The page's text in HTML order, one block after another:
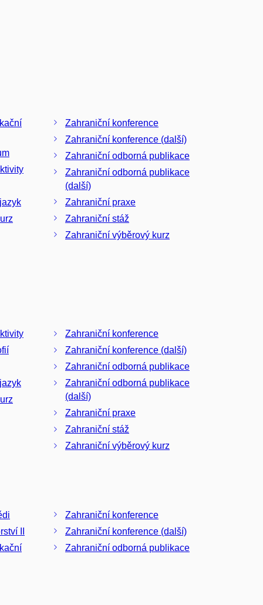
Zahraniční konference
Zahraniční konference (další)
Zahraniční odborná publikace
Zahraniční odborná publikace
(další)
Zahraniční praxe
Zahraniční stáž
Zahraniční výběrový kurz
Zahraniční konference
Zahraniční konference (další)
Zahraniční odborná publikace
Zahraniční odborná publikace
(další)
Zahraniční praxe
Zahraniční stáž
Zahraniční výběrový kurz
II
Zahraniční konference
Zahraniční konference (další)
Zahraniční odborná publikace